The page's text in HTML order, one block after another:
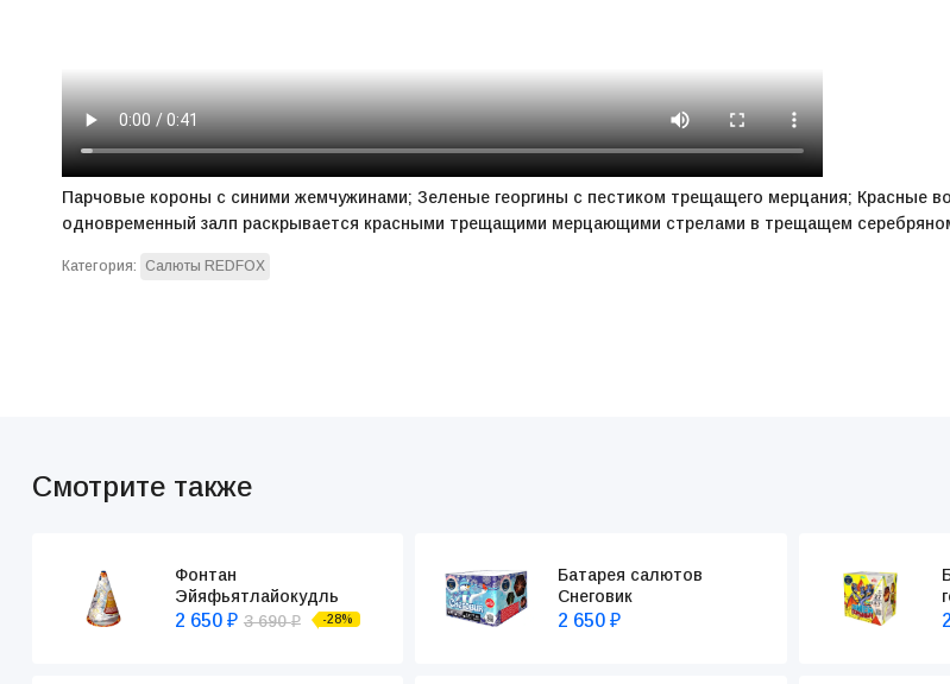
Парчовые короны с синими жемчужинами; Зеленые георгины с пестиком трещащего мерцания;
одновременный залп раскрывается красными трещащими мерцающими стрелами в трещащем
Категория: Салюты REDFOX
Смотрите также
Фонтан
Эйяфьятлайокудль
2 650 ₽ 3 690₽ -28%
Батарея салютов
Снеговик
2 650₽